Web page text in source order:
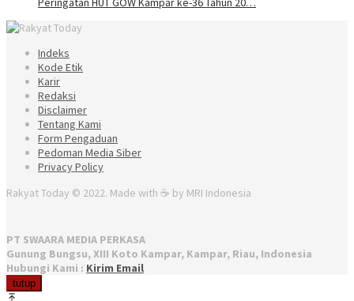
Indeks
Kode Etik
Karir
Redaksi
Disclaimer
Tentang Kami
Form Pengaduan
Pedoman Media Siber
Privacy Policy
Rakyat Today © 2022. Made with ☕ by MRI Indonesia
PT SWAARA MEDIA PERKASA
Gunung Bungsu, XIII Koto Kampar, Kampar, Riau, Indonesia
Hubungi Kami : Kirim Email
tutup